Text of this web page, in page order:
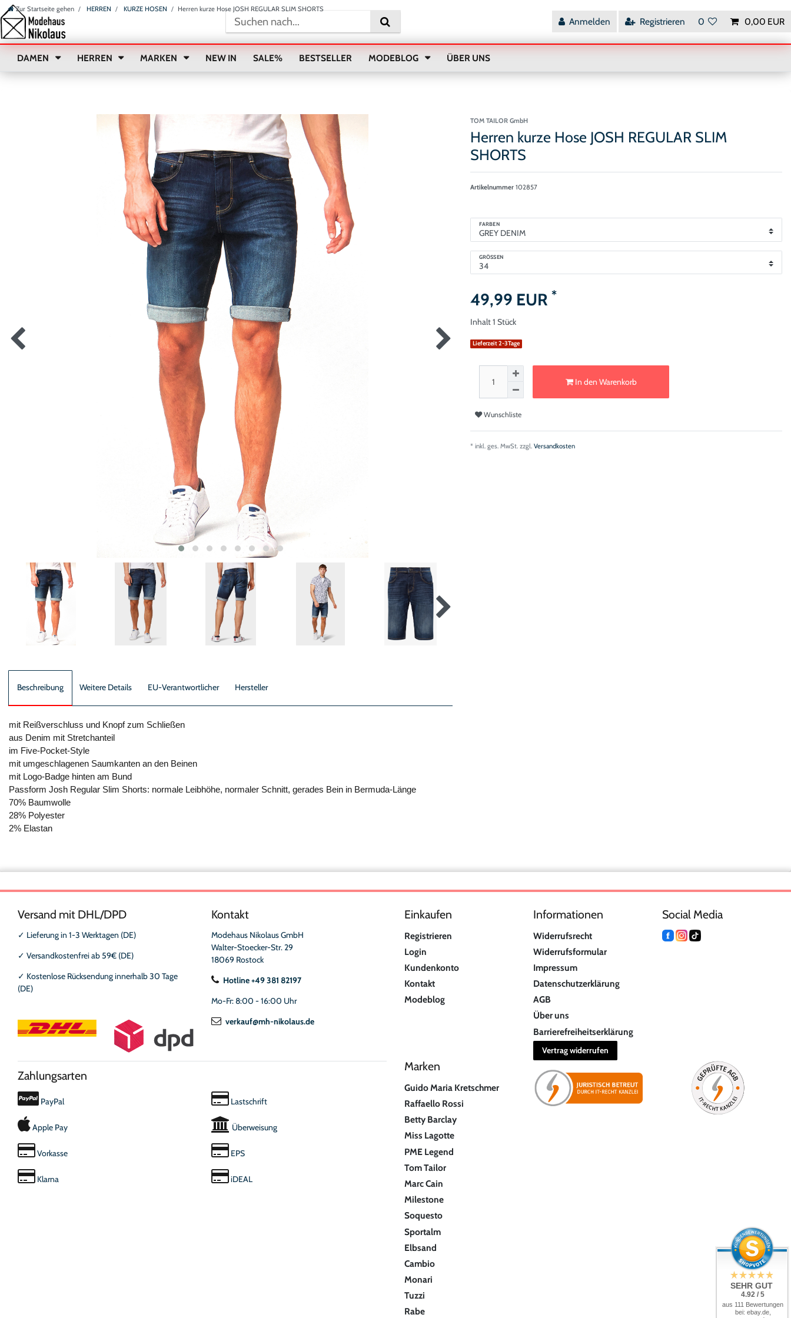
Zur Startseite gehen HERREN KURZE HOSEN Herren kurze Hose JOSH REGULAR SLIM SHORTS
Anmelden Registrieren 0 0,00 EUR
DAMEN HERREN MARKEN NEW IN SALE% BESTSELLER MODEBLOG ÜBER UNS
TOM TAILOR GmbH
Herren kurze Hose JOSH REGULAR SLIM
SHORTS
Artikelnummer 102857
FARBEN
GRÖSSEN
49,99 EUR *
Inhalt1 Stück
Lieferzeit 2-3Tage
In den Warenkorb
Wunschliste
* inkl. ges. MwSt. zzgl. Versandkosten
Beschreibung Weitere Details EU-Verantwortlicher Hersteller
mit Reißverschluss und Knopf zum Schließen
aus Denim mit Stretchanteil
im Five-Pocket-Style
mit umgeschlagenen Saumkanten an den Beinen
mit Logo-Badge hinten am Bund
Passform Josh Regular Slim Shorts: normale Leibhöhe, normaler Schnitt, gerades Bein in Bermuda-Länge
70% Baumwolle
28% Polyester
2% Elastan
Versand mit DHL/DPD
✓ Lieferung in 1-3 Werktagen (DE)
✓ Versandkostenfrei ab 59€ (DE)
✓ Kostenlose Rücksendung innerhalb 30 Tage
(DE)
Kontakt
Modehaus Nikolaus GmbH
Walter-Stoecker-Str. 29
18069 Rostock
Hotline +49 381 82197
Mo-Fr: 8:00 - 16:00 Uhr
verkauf@mh-nikolaus.de
Zahlungsarten
PayPal
Apple Pay
Vorkasse
Klarna
Lastschrift
Überweisung
EPS
iDEAL
Einkaufen
Registrieren
Login
Kundenkonto
Kontakt
Modeblog
Informationen
Widerrufsrecht
Widerrufsformular
Impressum
Datenschutzerklärung
AGB
Über uns
Barrierefreiheitserklärung
Vertrag widerrufen
Social Media
Marken
Guido Maria Kretschmer
Raffaello Rossi
Betty Barclay
Miss Lagotte
PME Legend
Tom Tailor
Marc Cain
Milestone
Soquesto
Sportalm
Elbsand
Cambio
Monari
Tuzzi
Rabe
SEHR GUT
4.92 / 5
aus 111 Bewertungen
bei: ebay.de,